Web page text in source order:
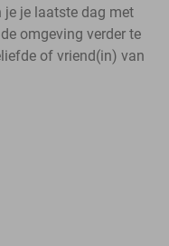
je laatste dag met
omgeving verder te
of vriend(in) van